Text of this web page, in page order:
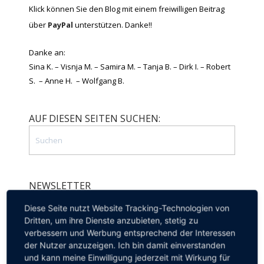
Klick können Sie den Blog mit einem freiwilligen Beitrag
über PayPal unterstützen. Danke!!
Danke an:
Sina K. – Visnja M. – Samira M. – Tanja B. – Dirk I. – Robert
S. – Anne H. – Wolfgang B.
AUF DIESEN SEITEN SUCHEN:
NEWSLETTER
Melden Sie sich zu unserem Newsletter
an, um auf dem Laufenden zu bleiben.
Diese Seite nutzt Website Tracking-Technologien von
Dritten, um ihre Dienste anzubieten, stetig zu
verbessern und Werbung entsprechend der Interessen
der Nutzer anzuzeigen. Ich bin damit einverstanden
und kann meine Einwilligung jederzeit mit Wirkung für